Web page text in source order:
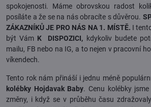
spokojenosti. Máme obrovskou radost
posíláte a že se na nás obracíte s důvěrou.
ZÁKAZNÍKŮ JE PRO NÁS NA 1. MÍSTĚ. I
být Vám K DISPOZICI, kdykoliv budete
mailu, FB nebo na IG, a to nejen v pracovní
víkendech.
Tento rok nám přináší i jednu méně
kolébky Hojdavak Baby. Cenu kolébky
změny, i když se v průběhu času